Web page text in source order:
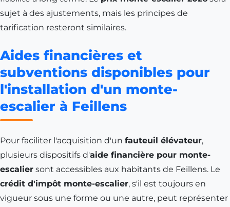
sujet à des ajustements, mais les principes de
tarification resteront similaires.
Aides financières et
subventions disponibles pour
l'installation d'un monte-
escalier à Feillens
Pour faciliter l'acquisition d'un fauteuil élévateur,
plusieurs dispositifs d'aide financière pour monte-
escalier sont accessibles aux habitants de Feillens. Le
crédit d'impôt monte-escalier, s'il est toujours en
vigueur sous une forme ou une autre, peut représenter